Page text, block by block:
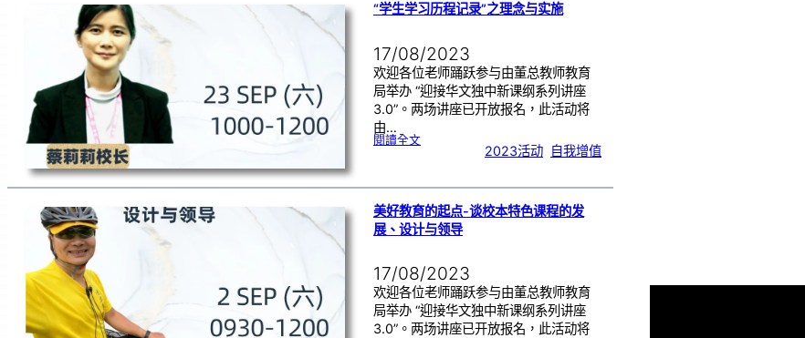
“学生学习历程记录”之理念与实施
17/08/2023
欢迎各位老师踊跃参与由董总教师教育
局举办 “迎接华文独中新课纲系列讲座
3.0”。两场讲座已开放报名，此活动将
由…
閱讀全文:“
记
”
之
理
念
与
实
2023活动 自我增值
美好教育的起点-谈校本特色课程的发
展、设计与领导
17/08/2023
欢迎各位老师踊跃参与由董总教师教育
局举办 “迎接华文独中新课纲系列讲座
3.0”。两场讲座已开放报名，此活动将